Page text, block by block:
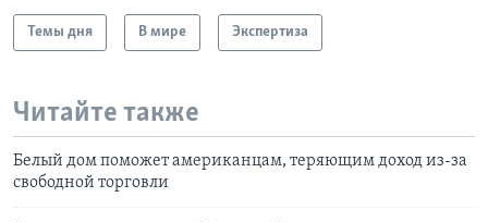
Темы дня В мире Экспертиза
Читайте также
Белый дом поможет американцам, теряющим доход из-за
свободной торговли